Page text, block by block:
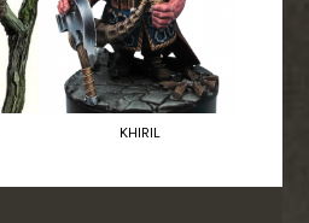
KHIRIL